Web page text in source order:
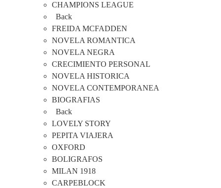
CHAMPIONS LEAGUE
Back
FREIDA MCFADDEN
NOVELA ROMANTICA
NOVELA NEGRA
CRECIMIENTO PERSONAL
NOVELA HISTORICA
NOVELA CONTEMPORANEA
BIOGRAFIAS
Back
LOVELY STORY
PEPITA VIAJERA
OXFORD
BOLIGRAFOS
MILAN 1918
CARPEBLOCK